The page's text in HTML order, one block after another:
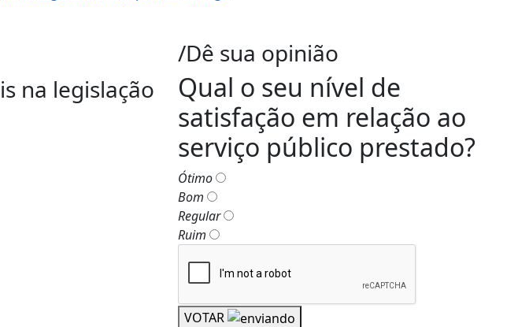
na legislação
/Dê sua opinião
Qual o seu nível de
satisfação em relação ao
serviço público prestado?
Ótimo
Bom
Regular
Ruim
VOTAR